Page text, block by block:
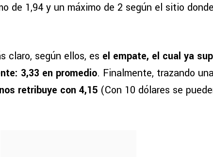
de 1,94 y un máximo de 2 según el sitio
claro, según ellos, es el empate, el cual ya
3,33 en promedio. Finalmente, trazando
retribuye con 4,15 (Con 10 dólares se